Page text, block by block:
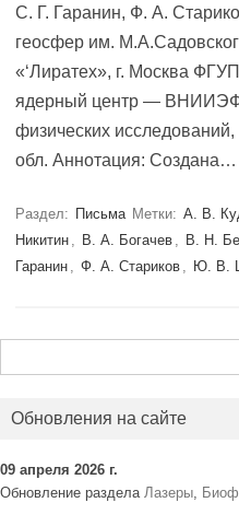
С. Г. Гаранин, Ф. А.
геосфер им.
«‘Лиратех», г. Москва
ядерный центр —
физических
обл. Аннотация: Создана…
Раздел: Письма Метки: А. В.
Никитин , В. А. Богачев , В. Н.
Гаранин , Ф. А. Стариков , Ю. В.
Обновления на сайте
09 апреля 2026 г.
Обновление раздела Лазеры,